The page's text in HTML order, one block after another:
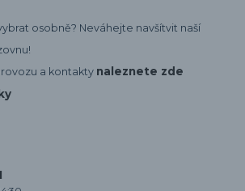
osobně? Neváhejte navšítvit naší
a kontakty naleznete zde